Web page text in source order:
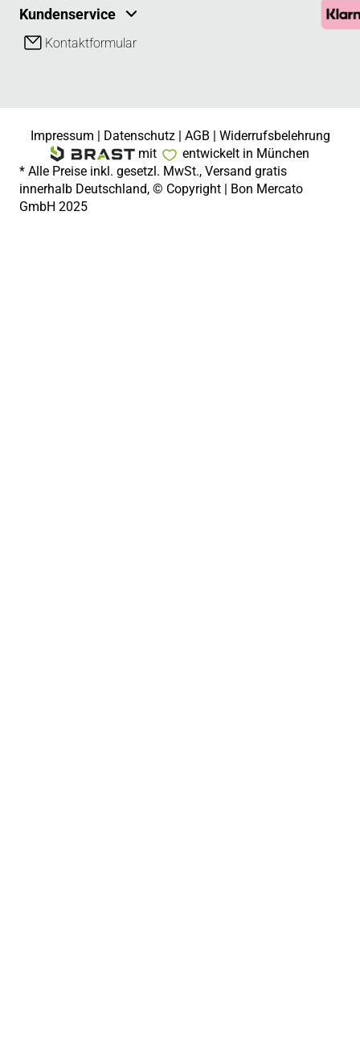
Kundenservice
Kontaktformular
Impressum | Datenschutz| AGB | Widerrufsbelehrung
mit
entwickelt in München
* Alle Preise inkl. gesetzl. MwSt., Versand gratis
innerhalb Deutschland, © Copyright | Bon Mercato
GmbH 2025